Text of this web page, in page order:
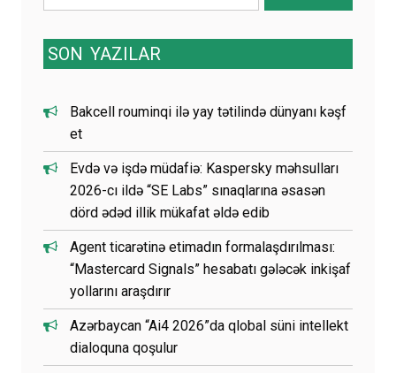
for:
SON YAZILAR
Bakcell rouminqi ilə yay tətilində dünyanı kəşf
et
Evdə və işdə müdafiə: Kaspersky məhsulları
2026-cı ildə “SE Labs” sınaqlarına əsasən
dörd ədəd illik mükafat əldə edib
Agent ticarətinə etimadın formalaşdırılması:
“Mastercard Signals” hesabatı gələcək inkişaf
yollarını araşdırır
Azərbaycan “Ai4 2026”da qlobal süni intellekt
dialoquna qoşulur